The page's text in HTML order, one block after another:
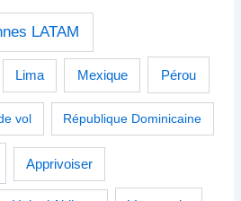
LATAM
Lima Mexique Pérou
vol République Dominicaine
Apprivoiser